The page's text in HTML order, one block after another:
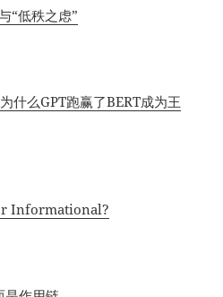
“低秩之虑”
什么GPT跑赢了BERT成为王
Informational?